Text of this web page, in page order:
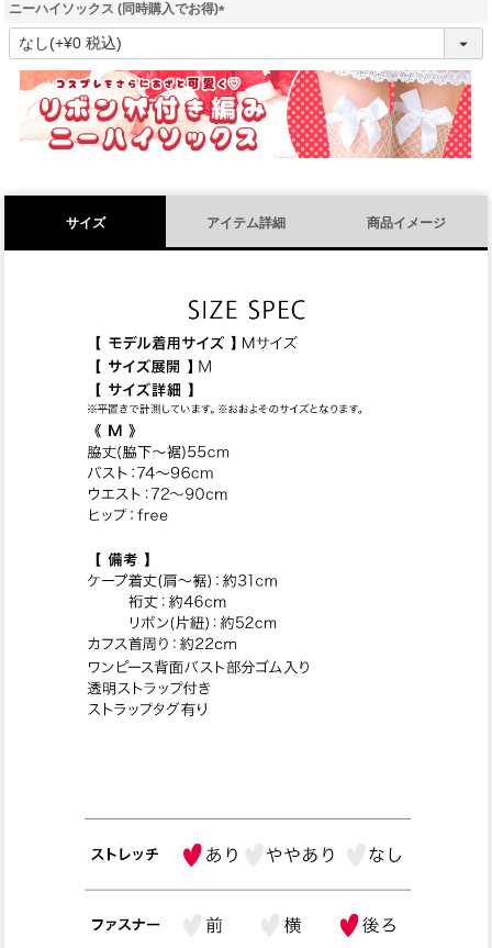
ニーハイソックス (同時購入でお得)
(
須
)
サイズ アイテム詳細 商品イメージ